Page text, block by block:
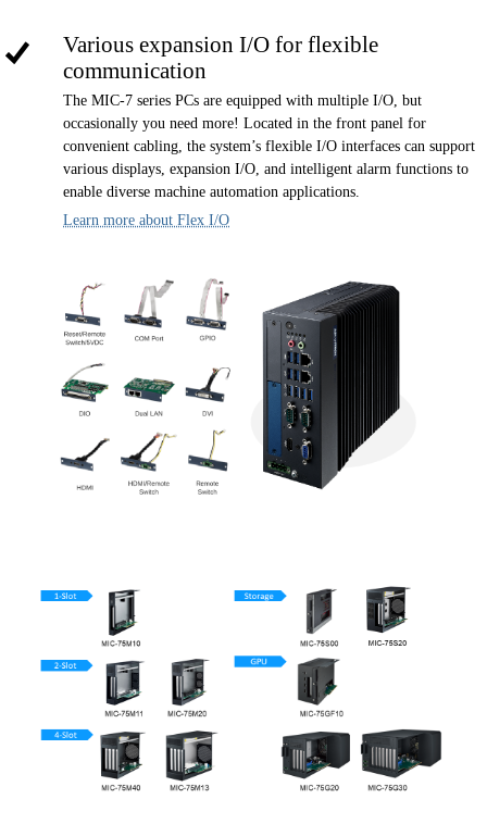
Various expansion I/O for flexible
communication
The MIC-7 series PCs are equipped with multiple I/O, but
occasionally you need more! Located in the front panel for
convenient cabling, the system’s flexible I/O interfaces can support
various displays, expansion I/O, and intelligent alarm functions to
enable diverse machine automation applications.
Learn more about Flex I/O